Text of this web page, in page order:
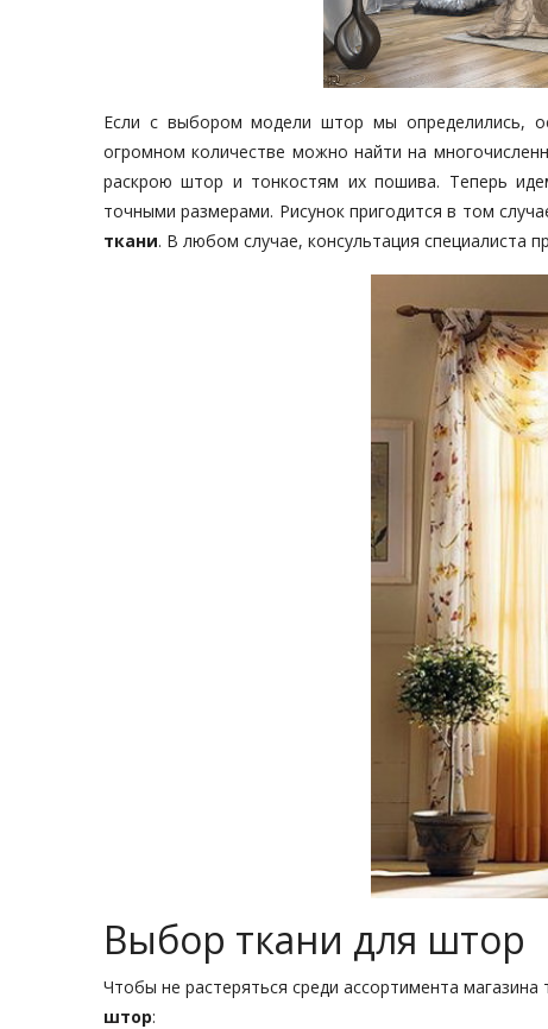
Если с выбором модели штор мы определились,
огромном количестве можно найти на
раскрою штор и тонкостям их пошива. Теперь
точными размерами. Рисунок пригодится в том
ткани. В любом случае, консультация специалиста
Выбор ткани для штор
Чтобы не растеряться среди ассортимента
штор: